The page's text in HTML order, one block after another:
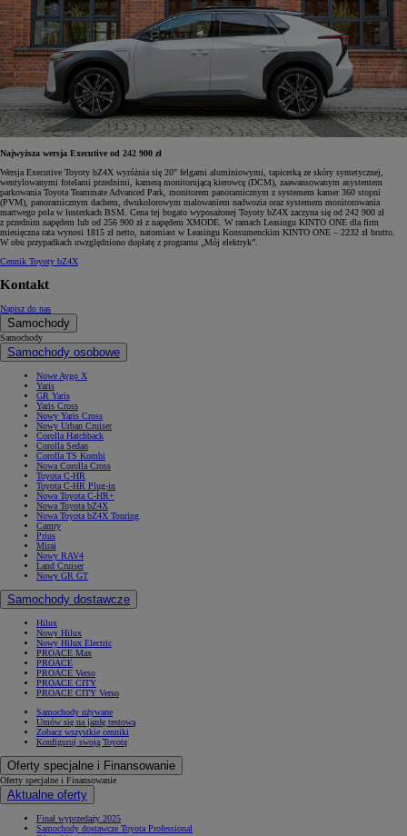
Najwyższa wersja Executive od 242 900 zł
Wersja Executive Toyoty bZ4X wyróżnia się 20" felgami aluminiowymi, tapicerką ze skóry syntetycznej,
wentylowanymi fotelami przednimi, kamerą monitorującą kierowcę (DCM), zaawansowanym asystentem
parkowania Toyota Teammate Advanced Park, monitorem panoramicznym z systemem kamer 360 stopni
(PVM), panoramicznym dachem, dwukolorowym malowaniem nadwozia oraz systemem monitorowania
martwego pola w lusterkach BSM. Cena tej bogato wyposażonej Toyoty bZ4X zaczyna się od 242 900 zł
z przednim napędem lub od 256 900 zł z napędem XMODE. W ramach Leasingu KINTO ONE dla firm
miesięczna rata wynosi 1815 zł netto, natomiast w Leasingu Konsumenckim KINTO ONE – 2232 zł brutto.
W obu przypadkach uwzględniono dopłatę z programu „Mój elektryk”.
Cennik Toyoty bZ4X
Kontakt
Napisz do nas
Samochody
Samochody
Samochody osobowe
Nowe Aygo X
Yaris
GR Yaris
Yaris Cross
Nowy Yaris Cross
Nowy Urban Cruiser
Corolla Hatchback
Corolla Sedan
Corolla TS Kombi
Nowa Corolla Cross
Toyota C-HR
Toyota C-HR Plug-in
Nowa Toyota C-HR+
Nowa Toyota bZ4X
Nowa Toyota bZ4X Touring
Camry
Prius
Mirai
Nowy RAV4
Land Cruiser
Nowy GR GT
Samochody dostawcze
Hilux
Nowy Hilux
Nowy Hilux Electric
PROACE Max
PROACE
PROACE Verso
PROACE CITY
PROACE CITY Verso
Samochody używane
Umów się na jazdę testową
Zobacz wszystkie cenniki
Konfiguruj swoją Toyotę
Oferty specjalne i Finansowanie
Oferty specjalne i Finansowanie
Aktualne oferty
Finał wyprzedaży 2025
Samochody dostawcze Toyota Professional